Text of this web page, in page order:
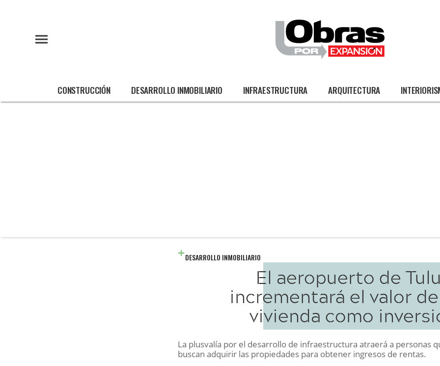
CONSTRUCCIÓN DESARROLLO INMOBILIARIO INFRAESTRUCTURA ARQUITECTURA
DESARROLLO INMOBILIARIO
El aeropuerto de
incrementará el valor
vivienda como
La plusvalía por el desarrollo de infraestructura atraerá a personas
buscan adquirir las propiedades para obtener ingresos de rentas.